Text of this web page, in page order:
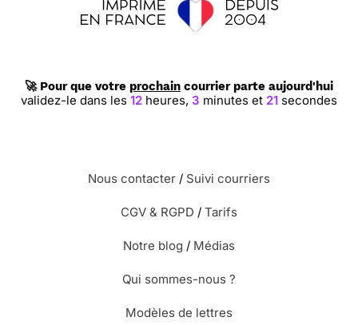
🚀 Pour que votre prochain courrier parte aujourd'hui
validez-le dans les 12 heures, 3 minutes et 21 secondes
Nous contacter / Suivi courriers
CGV & RGPD / Tarifs
Notre blog / Médias
Qui sommes-nous ?
Modèles de lettres